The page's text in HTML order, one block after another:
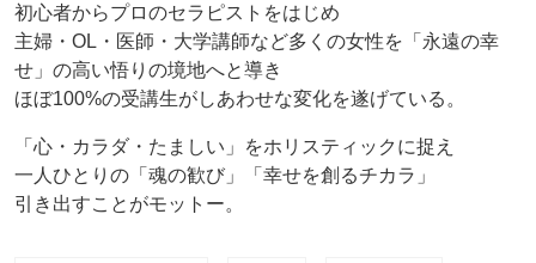
初心者からプロのセラピストをはじめ
主婦・OL・医師・大学講師など多くの女性を「永遠の幸
せ」の高い悟りの境地へと導き
ほぼ100%の受講生がしあわせな変化を遂げている。
「心・カラダ・たましい」をホリスティックに捉え
一人ひとりの「魂の歓び」「幸せを創るチカラ」
引き出すことがモットー。